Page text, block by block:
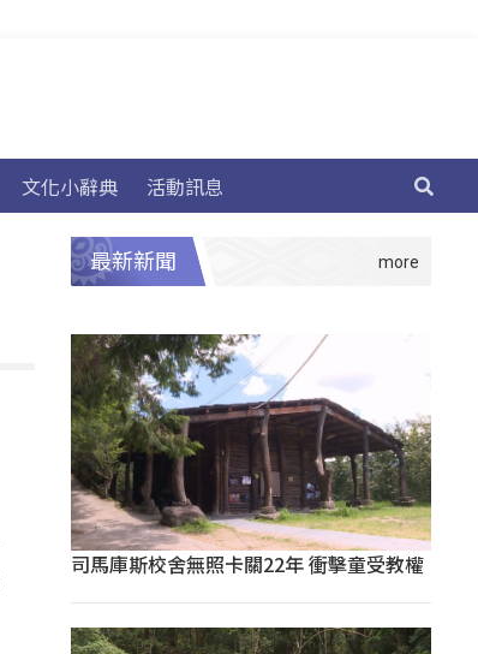
文化小辭典 活動訊息
最新新聞
司馬庫斯校舍無照卡關22年 衝擊童受教權